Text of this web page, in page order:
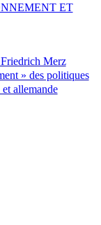
Merz
» des politiques
allemande
ET